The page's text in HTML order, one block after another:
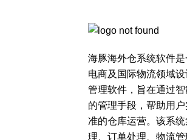
海豚海外仓系统软件
电商及国际物流领域
管理软件，旨在通过
的管理手段，帮助用
准的仓库运营。该系
理、订单处理、物流